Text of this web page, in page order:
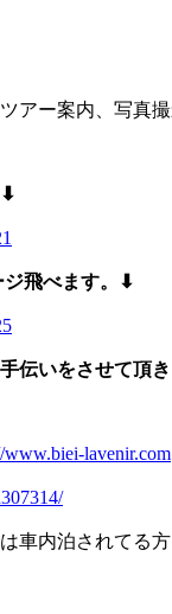
アー案内、写真
⬇︎
ジ飛べます。⬇︎
伝いをさせて頂き
www.biei-lavenir.com
車内泊されてる